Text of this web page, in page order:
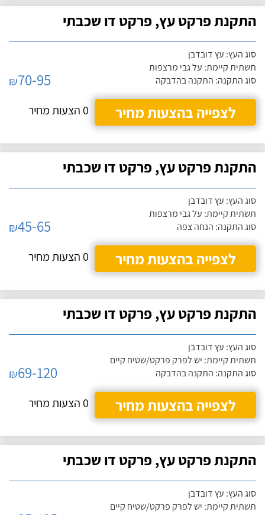
התקנת פרקט עץ, פרקט דו שכבתי
סוג העץ: עץ דובדבן
תשתית קיימת: על גבי מרצפות
סוג התקנה: התקנה בהדבקה
₪70-95
לצפייה בהצעות מחיר
0 הצעות מחיר
התקנת פרקט עץ, פרקט דו שכבתי
סוג העץ: עץ דובדבן
תשתית קיימת: על גבי מרצפות
סוג התקנה: הנחה צפה
₪45-65
לצפייה בהצעות מחיר
0 הצעות מחיר
התקנת פרקט עץ, פרקט דו שכבתי
סוג העץ: עץ דובדבן
תשתית קיימת: יש לפרק פרקט/שטיח קיים
סוג התקנה: התקנה בהדבקה
₪69-120
לצפייה בהצעות מחיר
0 הצעות מחיר
התקנת פרקט עץ, פרקט דו שכבתי
סוג העץ: עץ דובדבן
תשתית קיימת: יש לפרק פרקט/שטיח קיים